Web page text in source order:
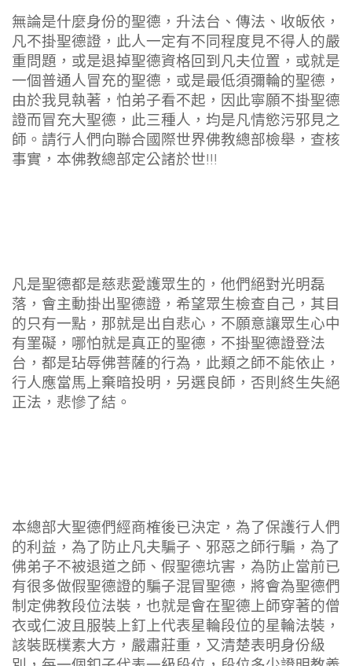
無論是什麼身份的聖德，升法台、傳法、收皈依，
凡不掛聖德證，此人一定有不同程度見不得人的嚴
重問題，或是退掉聖德資格回到凡夫位置，或就是
一個普通人冒充的聖德，或是最低須彌輪的聖德，
由於我見執著，怕弟子看不起，因此寧願不掛聖德
證而冒充大聖德，此三種人，均是凡情慾污邪見之
師。請行人們向聯合國際世界佛教總部檢舉，查核
事實，本佛教總部定公諸於世!!!
凡是聖德都是慈悲愛護眾生的，他們絕對光明磊
落，會主動掛出聖德證，希望眾生檢查自己，其目
的只有一點，那就是出自悲心，不願意讓眾生心中
有罣礙，哪怕就是真正的聖德，不掛聖德證登法
台，都是玷辱佛菩薩的行為，此類之師不能依止，
行人應當馬上棄暗投明，另選良師，否則終生失絕
正法，悲慘了結。
本總部大聖德們經商榷後已決定，為了保護行人們
的利益，為了防止凡夫騙子、邪惡之師行騙，為了
佛弟子不被退道之師、假聖德坑害，為防止當前已
有很多做假聖德證的騙子混冒聖德，將會為聖德們
制定佛教段位法裝，也就是會在聖德上師穿著的僧
衣或仁波且服裝上釘上代表星輪段位的星輪法裝，
該裝既樸素大方，嚴肅莊重，又清楚表明身份級